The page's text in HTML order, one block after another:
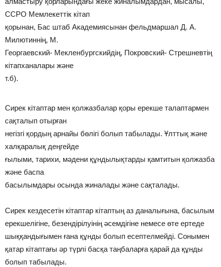
ССРО Мемлекеттік кітап
қорынан, Бас штаб Академиясынан фельдмаршал Д. А.
Милютиннің, М.
Георгаевский- Мекленбургскийдің, Покровский- Стрешневтің
кітапханалары және
т.б).
Сирек кітаптар мен қолжазбалар қоры ерекше талаптармен
сақталып отырған
негізгі қордың арнайы бөлігі болып табылады. Ұлттық және
халқаралық деңгейде
ғылыми, тарихи, мәдени құндылықтарды қамтитын қолжазба
және баспа
басылымдары осында жиналады және сақталады.
Сирек кездесетін кітаптар кітаптың аз даналығына, басылым
ерекшелігіне, безендірілуінің әсемдігіне немесе өте ертеде
шыққандығымен ғана құнды болып есептелмейді. Сонымен
қатар кітаптағы әр түрлі басқа таңбаларға қарай да құнды
болып табылады.